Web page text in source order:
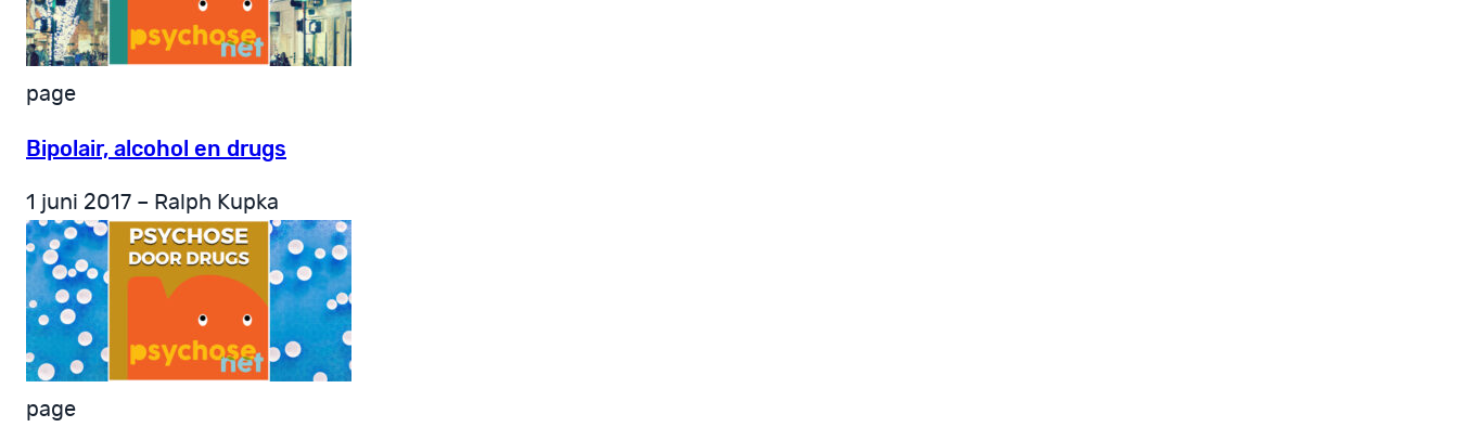
page
Bipolair, alcohol en drugs
1 juni 2017 – Ralph Kupka
page